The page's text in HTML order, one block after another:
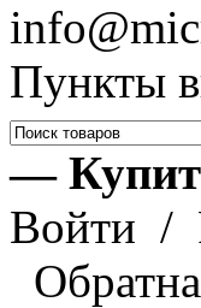
Пункты
—
Войти /